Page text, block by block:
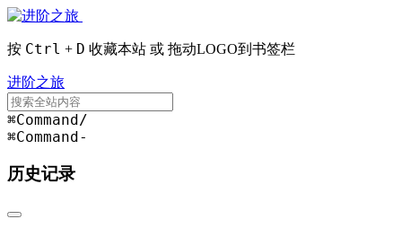
按 Ctrl + D 收藏本站 或 拖动LOGO到书签栏
进阶之旅
⌘Command/
⌘Command-
历史记录